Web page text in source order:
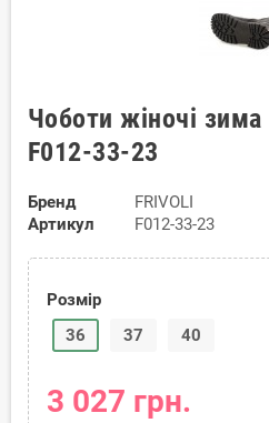
Чоботи жіночі зима
F012-33-23
Бренд
FRIVOLI
Артикул
F012-33-23
Розмір
36
37 40
3 027 грн.